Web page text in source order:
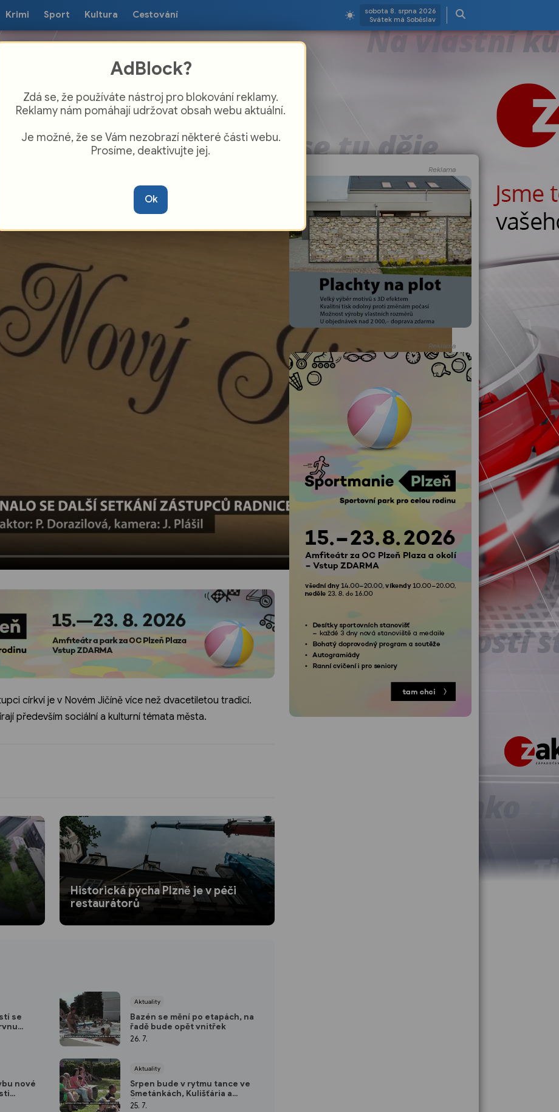
Krimi Sport Kultura Cestování
sobota 8. srpna 2026
Svátek má Soběslav
církví je v Novém Jičíně více než dvacetiletou tradicí.
především sociální a kulturní témata města.
Historická pýcha Plzně je v péči
restaurátorů
se
nové
Aktuality
Bazén se mění po etapách, na
řadě bude opět vnitřek
26. 7.
Aktuality
Srpen bude v rytmu tance ve
Smetánkách, Kulišťária a
Čechomoru
25. 7.
Reklama
Reklama
AdBlock?
Zdá se, že používáte nástroj pro blokování reklamy.
Reklamy nám pomáhají udržovat obsah webu aktuální.
Je možné, že se Vám nezobrazí některé části webu.
Prosíme, deaktivujte jej.
Ok